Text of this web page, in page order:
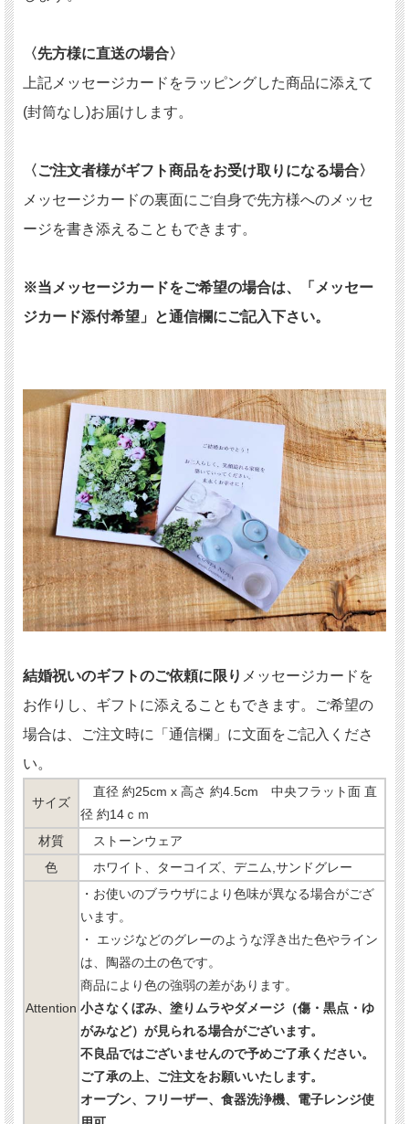
〈先方様に直送の場合〉
上記メッセージカードをラッピングした商品に添えて
(封筒なし)お届けします。
〈ご注文者様がギフト商品をお受け取りになる場合〉
メッセージカードの裏面にご自身で先方様へのメッセ
ージを書き添えることもできます。
※当メッセージカードをご希望の場合は、「メッセー
ジカード添付希望」と通信欄にご記入下さい。
結婚祝いのギフトのご依頼に限り メッセージカードを
お作りし、ギフトに添えることもできます。ご希望の
場合は、ご注文時に「通信欄」に文面をご記入くださ
い。
サイズ
直径 約25cm x 高さ 約4.5cm 中央フラット面 直
径 約14ｃｍ
材質
ストーンウェア
色
ホワイト、ターコイズ、デニム,サンドグレー
Attention
・お使いのブラウザにより色味が異なる場合がござ
います。
・ エッジなどのグレーのような浮き出た色やライン
は、陶器の土の色です。
商品により色の強弱の差があります。
小さなくぼみ、塗りムラやダメージ（傷・黒点・ゆ
がみなど）が見られる場合がございます。
不良品ではございませんので予めご了承ください。
ご了承の上、ご注文をお願いいたします。
オーブン、フリーザー、食器洗浄機、電子レンジ使